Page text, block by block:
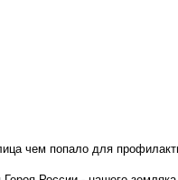
чем попало для